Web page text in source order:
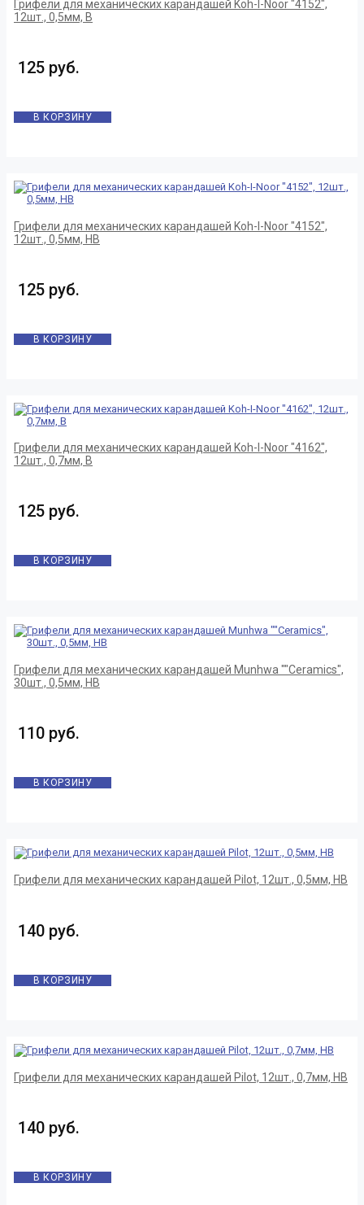
Грифели для механических карандашей Koh-I-Noor "4152",
12шт., 0,5мм, B
125 руб.
В КОРЗИНУ
Грифели для механических карандашей Koh-I-Noor "4152",
12шт., 0,5мм, HB
125 руб.
В КОРЗИНУ
Грифели для механических карандашей Koh-I-Noor "4162",
12шт., 0,7мм, B
125 руб.
В КОРЗИНУ
Грифели для механических карандашей Munhwa ""Ceramics",
30шт., 0,5мм, HB
110 руб.
В КОРЗИНУ
Грифели для механических карандашей Pilot, 12шт., 0,5мм, HB
140 руб.
В КОРЗИНУ
Грифели для механических карандашей Pilot, 12шт., 0,7мм, HB
140 руб.
В КОРЗИНУ